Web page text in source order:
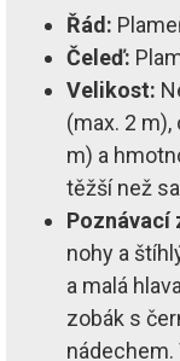
Řád:
Čeleď:
Velikost:
(max. 2 m),
m) a
těžší než
Poznávací
nohy a
a malá
zobák s
nádechem.